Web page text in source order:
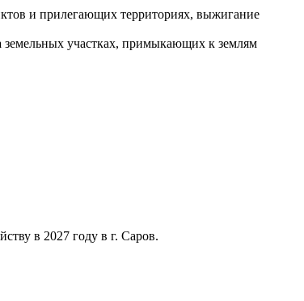
и прилегающих территориях, выжигание
земельных участках, примыкающих к землям
в 2027 году в г. Саров.